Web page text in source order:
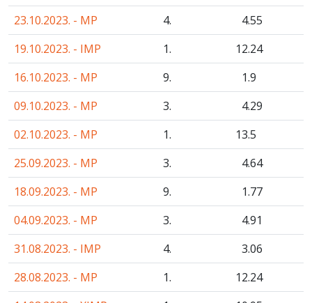
23.10.2023. - MP
4. 4.55
19.10.2023. - IMP
1. 12.24
16.10.2023. - MP
9. 1.9
09.10.2023. - MP
3. 4.29
02.10.2023. - MP
1. 13.5
25.09.2023. - MP
3. 4.64
18.09.2023. - MP
9. 1.77
04.09.2023. - MP
3. 4.91
31.08.2023. - IMP
4. 3.06
28.08.2023. - MP
1. 12.24